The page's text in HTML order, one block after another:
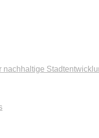
nachhaltige